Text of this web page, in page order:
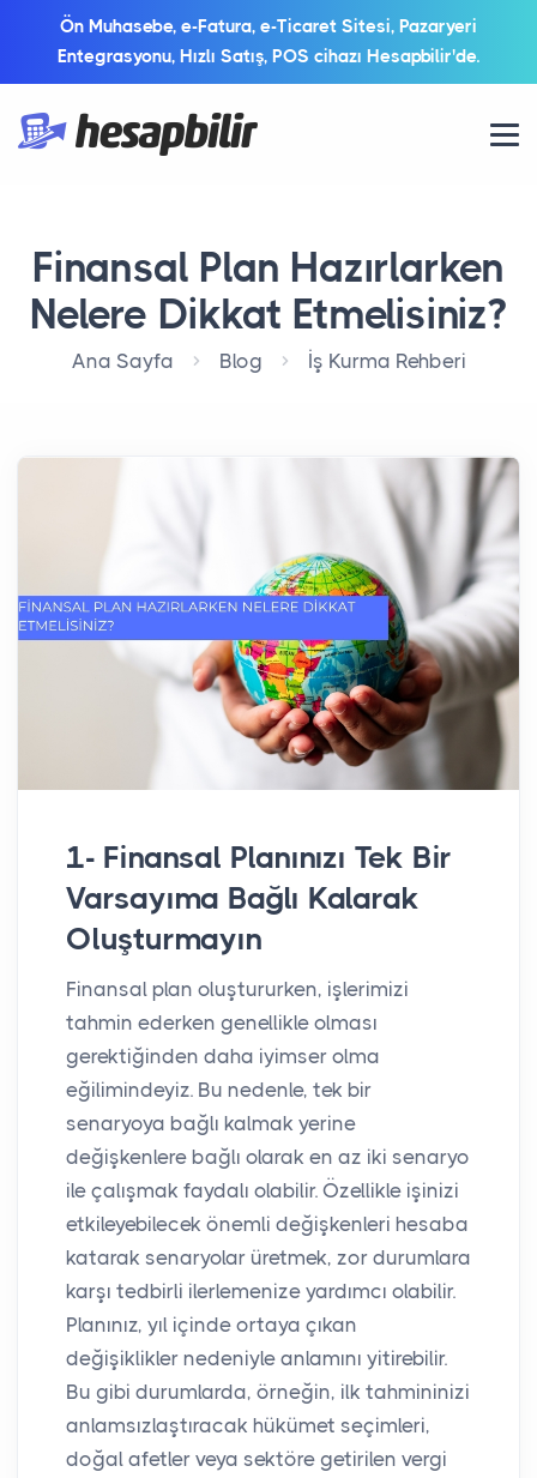
Ön Muhasebe, e-Fatura, e-Ticaret Sitesi, Pazaryeri
Entegrasyonu, Hızlı Satış, POS cihazı Hesapbilir'de.
Finansal Plan Hazırlarken
Nelere Dikkat Etmelisiniz?
Ana Sayfa Blog İş Kurma Rehberi
1- Finansal Planınızı Tek Bir
Varsayıma Bağlı Kalarak
Oluşturmayın
Finansal plan oluştururken, işlerimizi
tahmin ederken genellikle olması
gerektiğinden daha iyimser olma
eğilimindeyiz. Bu nedenle, tek bir
senaryoya bağlı kalmak yerine
değişkenlere bağlı olarak en az iki senaryo
ile çalışmak faydalı olabilir. Özellikle işinizi
etkileyebilecek önemli değişkenleri hesaba
katarak senaryolar üretmek, zor durumlara
karşı tedbirli ilerlemenize yardımcı olabilir.
Planınız, yıl içinde ortaya çıkan
değişiklikler nedeniyle anlamını yitirebilir.
Bu gibi durumlarda, örneğin, ilk tahmininizi
anlamsızlaştıracak hükümet seçimleri,
doğal afetler veya sektöre getirilen vergi